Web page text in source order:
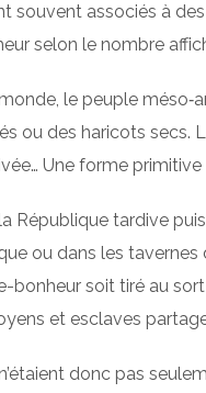
souvent associés à
selon le nombre
le peuple
ou des haricots secs.
Une forme
République tardive
ou dans les
bonheur soit tiré au
et esclaves
donc pas